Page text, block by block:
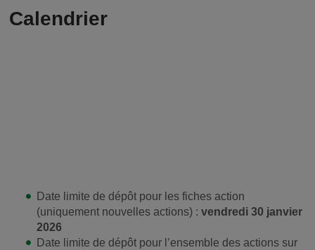
Calendrier
Date limite de dépôt pour les fiches action
(uniquement nouvelles actions) : vendredi 30 janvier
2026
Date limite de dépôt pour l’ensemble des actions sur